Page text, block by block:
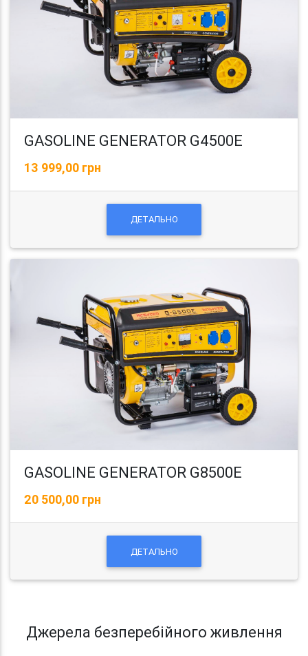
GASOLINE GENERATOR G4500E
13 999,00 грн
ДЕТАЛЬНО
GASOLINE GENERATOR G8500E
20 500,00 грн
ДЕТАЛЬНО
Джерела безперебійного живлення